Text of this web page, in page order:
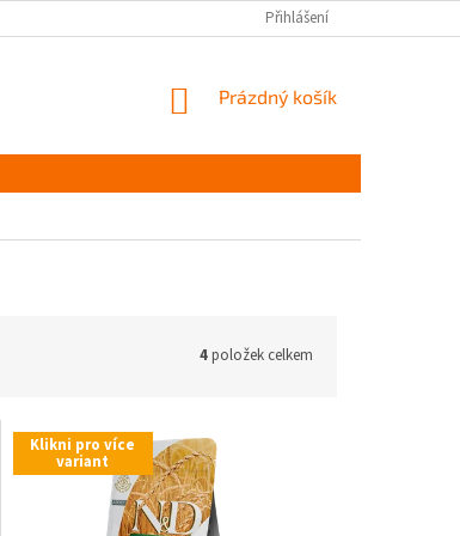
NAPIŠTE NÁMPřihlášení
NÁKUPNÍ
Prázdný košík
4položek celkem
Klikni pro více
variant